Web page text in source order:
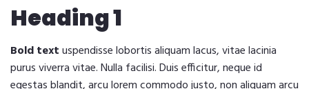
Heading 1
Bold textuspendisse lobortis aliquam lacus, vitae lacinia
purus viverra vitae. Nulla facilisi. Duis efficitur, neque id